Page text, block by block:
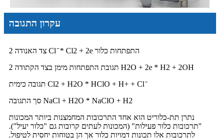
עקרון התגובה
צד האנודה 2 Cl ̄ * Cl2 + 2e התפתחות כלור
תגובת התפתחות מימן בצד הקתודה 2 H2O + 2e * H2 + 2OH
תגובה כימית Cl2 + H2O * HClO + H+ + Cl ̄
סך התגובה NaCl + H2O * NaClO + H2
נתרן תת-כלוריט הוא אחד התרכובות המחמצנות ביותר המכונות
"תרכובות כלור פעילות" (המכונות לעתים קרובות גם "כלור יעיל").
לתרכובות אלו תכונות דמויות כלור אך הן בטוחות יחסית לטיפול.